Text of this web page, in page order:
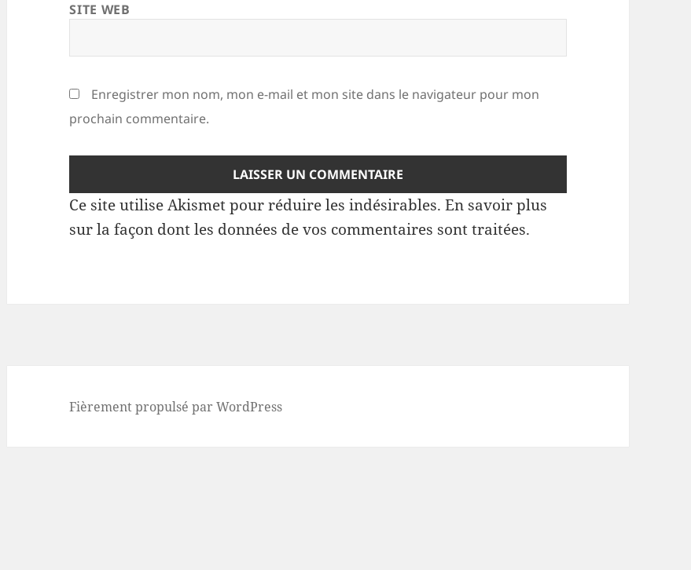
SITE WEB
Enregistrer mon nom, mon e-mail et mon site dans le navigateur pour mon
prochain commentaire.
Ce site utilise Akismet pour réduire les indésirables.En savoir plus
sur la façon dont les données de vos commentaires sont traitées.
Fièrement propulsé par WordPress